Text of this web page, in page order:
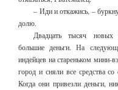
– Иди и откажись, –
долю.
Двадцать тысяч новых
большие деньги. На
индейцев на стареньком мини-
город и сняли все средства
Когда они привезли деньги,